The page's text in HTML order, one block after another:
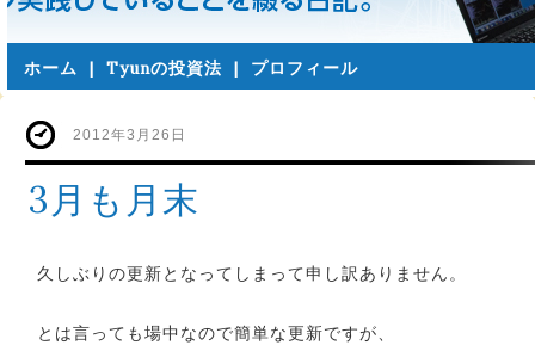
ホーム | Tyunの投資法 | プロフィール
2012年3月26日
3月も月末
久しぶりの更新となってしまって申し訳ありません。
とは言っても場中なので簡単な更新ですが、